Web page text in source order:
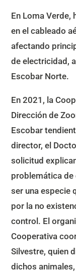
En Loma Verde,
en el cableado
afectando
de electricidad,
Escobar Norte.
En 2021, la
Dirección de
Escobar
director, el
solicitud
problemática
ser una especie
por la no
control. El
Cooperativa
Silvestre, quien
dichos